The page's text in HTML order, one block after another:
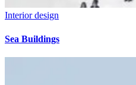
Interior design
Sea Buildings